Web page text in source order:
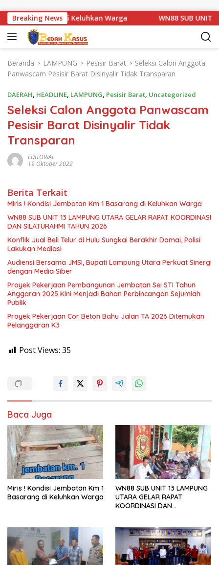
Breaking News
1 Basarang di Keluhkan Warga WN88 SUB UNIT 13
Beranda LAMPUNG Pesisir Barat
Seleksi Calon Anggota
Panwascam Pesisir Barat Disinyalir Tidak Transparan
DAERAH, HEADLINE, LAMPUNG, Pesisir Barat, Uncategorized
Seleksi Calon Anggota Panwascam
Pesisir Barat Disinyalir Tidak
Transparan
EDITORIAL
19 Oktober 2022
Berita Terkait
Miris ! Kondisi Jembatan Km 1 Basarang di Keluhkan Warga
WN88 SUB UNIT 13 LAMPUNG UTARA GELAR RAPAT KOORDINASI
DAN SILATURAHMI TAHUN 2026
Konflik Jual Beli Telur di Hulu Sungkai Berakhir Damai, Polisi
Lakukan Mediasi
Audiensi Bersama JMSI, Bupati Lampung Utara Perkuat Sinergi
dengan Media Siber
Proyek Pekerjaan Pembangunan Jembatan Sei STI Tahun
Anggaran 2025 Kini Menjadi Bahan Perbincangan Sejumlah
Publik
Proyek Pekerjaan Cor Beton Bahu Jalan TA 2026 Ditemukan
Pelanggaran K3
Post Views: 35
Baca Juga
Miris ! Kondisi Jembatan Km 1
Basarang di Keluhkan Warga
WN88 SUB UNIT 13 LAMPUNG
UTARA GELAR RAPAT
KOORDINASI DAN